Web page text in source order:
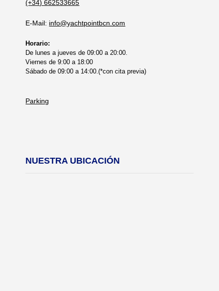
(+34) 662533665
E-Mail: info@yachtpointbcn.com
Horario:
De lunes a jueves de 09:00 a 20:00.
Viernes de 9:00 a 18:00
Sábado de 09:00 a 14:00.(*con cita previa)
Parking
NUESTRA UBICACIÓN